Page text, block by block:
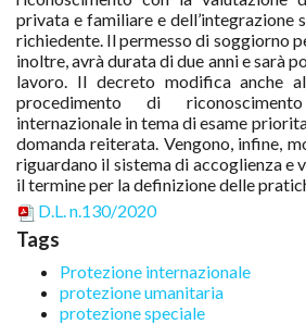
privata e familiare e dell’integrazione
richiedente. Il permesso di soggiorno
inoltre, avrà durata di due anni e sarà
lavoro. Il decreto modifica anche
procedimento di
internazionale in tema di esame
domanda reiterata. Vengono, infine,
riguardano il sistema di accoglienza e
il termine per la definizione delle
D.L. n.130/2020
Tags
Protezione internazionale
protezione umanitaria
protezione speciale